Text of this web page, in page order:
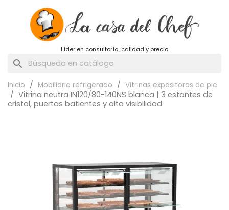
Líder en consultoría, calidad y precio
search
Inicio Mobiliario refrigerado Vitrinas expositoras de pie
Vitrina neutra IN120/80-140NS blanca | 3 estantes de
cristal, puertas batientes y alta visibilidad